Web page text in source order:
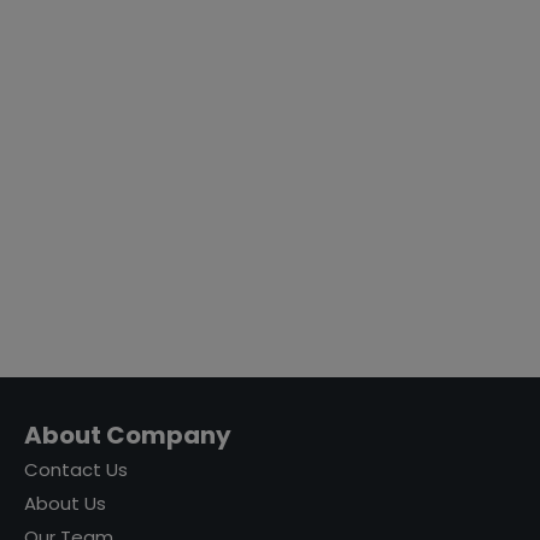
About Company
Contact Us
About Us